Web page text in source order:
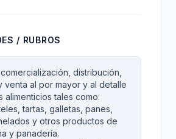
/ RUBROS
distribución,
venta al por mayor y al detalle
alimenticios tales como:
tartas, galletas, panes,
y otros productos de
y panadería.